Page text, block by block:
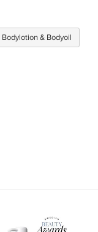
Bodylotion & Bodyoil